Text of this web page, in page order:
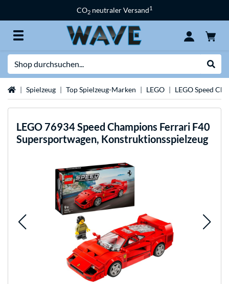
CO2 neutraler Versand1
StartseiteSpielzeug Top Spielzeug-Marken LEGO LEGO Speed
LEGO 76934 Speed Champions Ferrari F40
Supersportwagen, Konstruktionsspielzeug